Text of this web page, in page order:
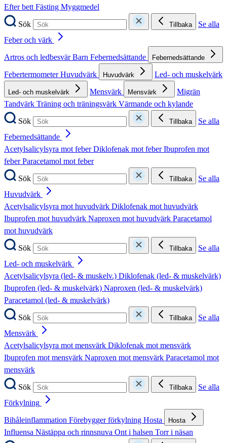
Efter bettFästing Myggmedel
Sök
Tillbaka
Se alla
Feber och värk
Artros och ledbesvärBarn Febernedsättande Febernedsättande
FebertermometerHuvudvärk Huvudvärk Led- och muskelvärk
Led- och muskelvärk Mensvärk Mensvärk
Migrän
Tandvärk Träning och träningsvärk Värmande och kylande
Sök
Tillbaka
Se alla
Febernedsättande
Acetylsalicylsyra mot feberDiklofenak mot feberIbuprofen mot
feberParacetamol mot feber
Sök
Tillbaka
Se alla
Huvudvärk
Acetylsalicylsyra mot huvudvärk Diklofenak mot huvudvärk
Ibuprofen mot huvudvärk Naproxen mot huvudvärk Paracetamol
mot huvudvärk
Sök
Tillbaka
Se alla
Led- och muskelvärk
Acetylsalicylsyra (led- & muskelv.) Diklofenak (led- & muskelvärk)
Ibuprofen (led- & muskelvärk) Naproxen (led- & muskelvärk)
Paracetamol (led- & muskelvärk)
Sök
Tillbaka
Se alla
Mensvärk
Acetylsalicylsyra mot mensvärk Diklofenak mot mensvärk
Ibuprofen mot mensvärk Naproxen mot mensvärk Paracetamol mot
mensvärk
Sök
Tillbaka
Se alla
Förkylning
Bihåleinflammation Förebygger förkylning Hosta Hosta
Influensa Nästäppa och rinnsnuva Ont i halsen Torr i näsan